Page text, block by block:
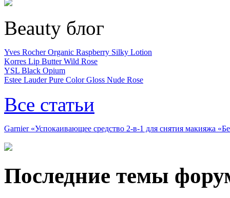
Beauty блог
Yves Rocher Organic Raspberry Silky Lotion
Korres Lip Butter Wild Rose
YSL Black Opium
Estee Lauder Pure Color Gloss Nude Rose
Все статьи
Garnier «Успокаивающее средство 2-в-1 для снятия макияжа
Последние темы